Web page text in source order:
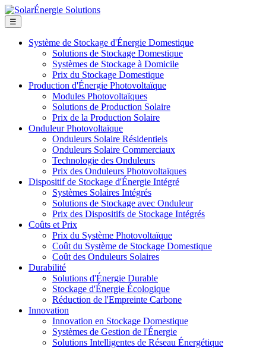
☰
Système de Stockage d'Énergie Domestique
Solutions de Stockage Domestique
Systèmes de Stockage à Domicile
Prix du Stockage Domestique
Production d'Énergie Photovoltaïque
Modules Photovoltaïques
Solutions de Production Solaire
Prix de la Production Solaire
Onduleur Photovoltaïque
Onduleurs Solaire Résidentiels
Onduleurs Solaire Commerciaux
Technologie des Onduleurs
Prix des Onduleurs Photovoltaïques
Dispositif de Stockage d'Énergie Intégré
Systèmes Solaires Intégrés
Solutions de Stockage avec Onduleur
Prix des Dispositifs de Stockage Intégrés
Coûts et Prix
Prix du Système Photovoltaïque
Coût du Système de Stockage Domestique
Coût des Onduleurs Solaires
Durabilité
Solutions d'Énergie Durable
Stockage d'Énergie Écologique
Réduction de l'Empreinte Carbone
Innovation
Innovation en Stockage Domestique
Systèmes de Gestion de l'Énergie
Solutions Intelligentes de Réseau Énergétique